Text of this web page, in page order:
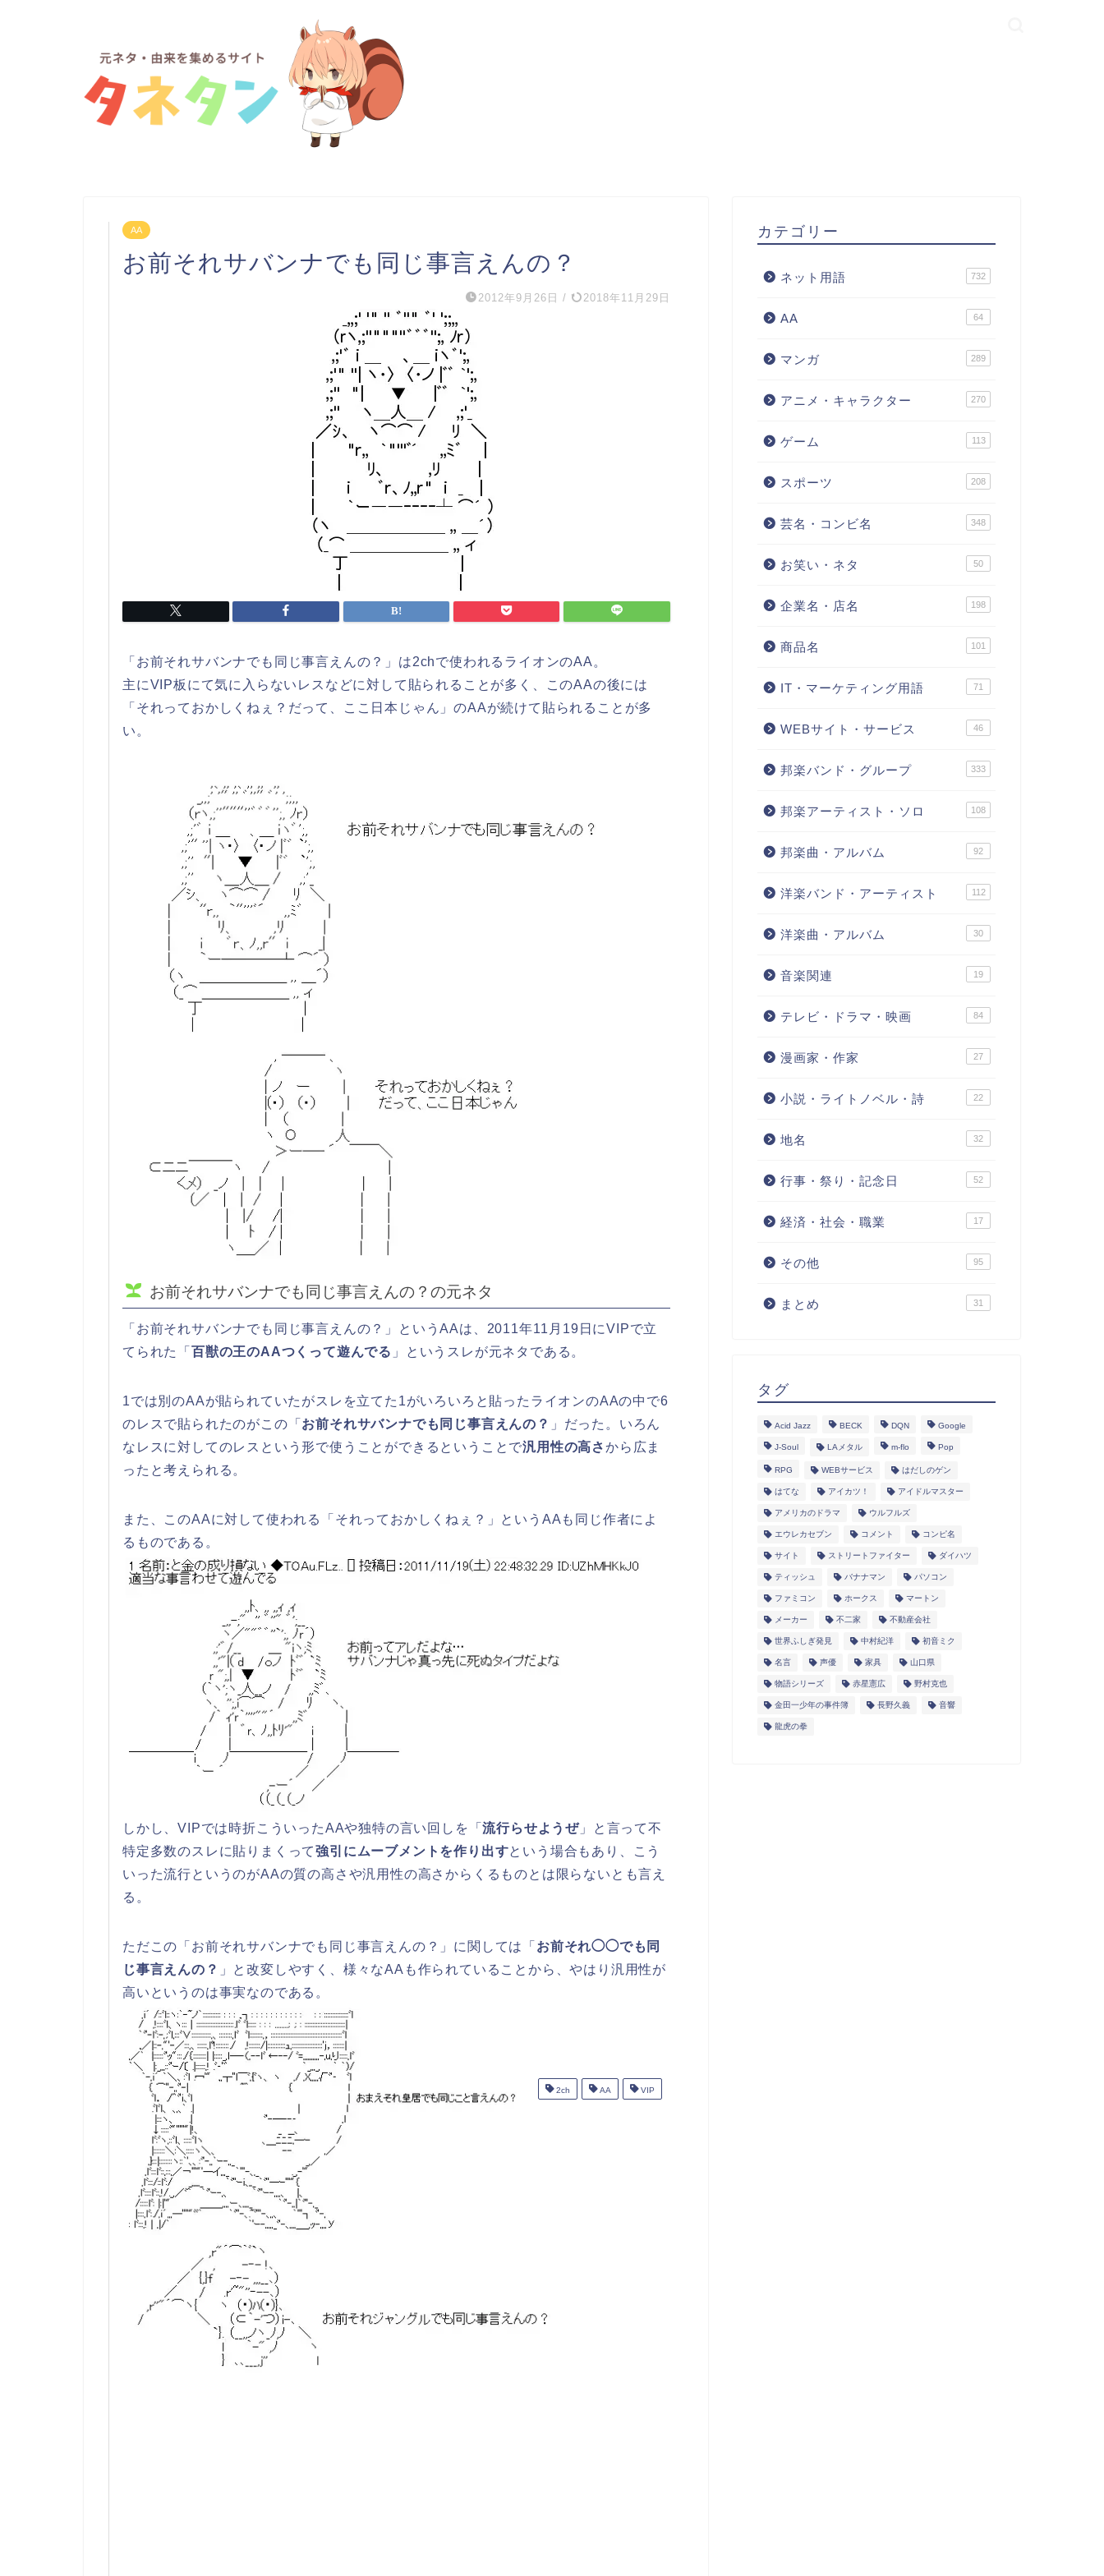
AA
お前それサバンナでも同じ事言えんの？
2012年9月26日 / 2018年11月29日
「お前それサバンナでも同じ事言えんの？」は2chで使われるライオンのAA。
主にVIP板にて気に入らないレスなどに対して貼られることが多く、このAAの後には
「それっておかしくねぇ？だって、ここ日本じゃん」のAAが続けて貼られることが多
い。
お前それサバンナでも同じ事言えんの？の元ネタ
「お前それサバンナでも同じ事言えんの？」というAAは、2011年11月19日にVIPで立
てられた「 百獣の王のAAつくって遊んでる 」というスレが元ネタである。
1では別のAAが貼られていたがスレを立てた1がいろいろと貼ったライオンのAAの中で6
のレスで貼られたのがこの「 お前それサバンナでも同じ事言えんの？ 」だった。いろん
なレスに対してのレスという形で使うことができるということで汎用性の高さから広ま
ったと考えられる。
また、このAAに対して使われる「それっておかしくねぇ？」というAAも同じ作者によ
るものである。
しかし、VIPでは時折こういったAAや独特の言い回しを「流行らせようぜ」と言って不
特定多数のスレに貼りまくって強引にムーブメントを作り出すという場合もあり、こう
いった流行というのがAAの質の高さや汎用性の高さからくるものとは限らないとも言え
る。
ただこの「お前それサバンナでも同じ事言えんの？」に関しては「 お前それ◯◯でも同
じ事言えんの？ 」と改変しやすく、様々なAAも作られていることから、やはり汎用性が
高いというのは事実なのである。
2ch AA VIP
カテゴリー
ネット用語 732
AA 64
マンガ 289
アニメ・キャラクター 270
ゲーム 113
スポーツ 208
芸名・コンビ名 348
お笑い・ネタ 50
企業名・店名 198
商品名 101
IT・マーケティング用語 71
WEBサイト・サービス 46
邦楽バンド・グループ 333
邦楽アーティスト・ソロ 108
邦楽曲・アルバム 92
洋楽バンド・アーティスト 112
洋楽曲・アルバム 30
音楽関連 19
テレビ・ドラマ・映画 84
漫画家・作家 27
小説・ライトノベル・詩 22
地名 32
行事・祭り・記念日 52
経済・社会・職業 17
その他 95
まとめ 31
タグ
Acid Jazz BECK DQN Google
J-Soul LAメタル m-flo Pop
RPG WEBサービス はだしのゲン
はてな アイカツ！ アイドルマスター
アメリカのドラマ ウルフルズ
エウレカセブン コメント コンピ名
サイト ストリートファイター ダイハツ
ティッシュ バナナマン パソコン
ファミコン ホークス マートン
メーカー 不二家 不動産会社
世界ふしぎ発見 中村紀洋 初音ミク
名言 声優 家具 山口県
物語シリーズ 赤星憲広 野村克也
金田一少年の事件簿 長野久義 音響
龍虎の拳